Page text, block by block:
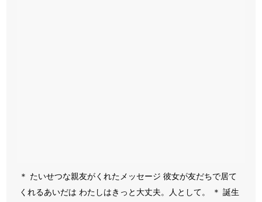
＊ たいせつな親友がくれたメッセージ 彼女が友だちで居て
くれるあいだは わたしはきっと大丈夫。人として。 ＊ 誕生